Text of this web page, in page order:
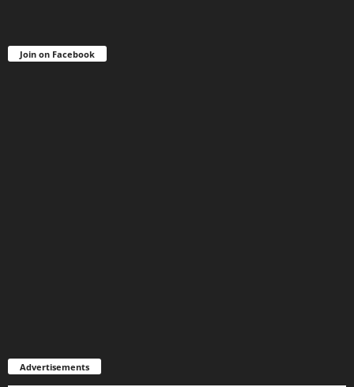
Join on Facebook
Advertisements